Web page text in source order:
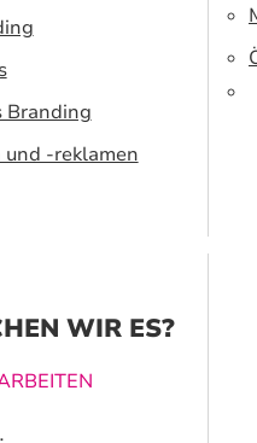
Branding
-reklamen
WIR ES?